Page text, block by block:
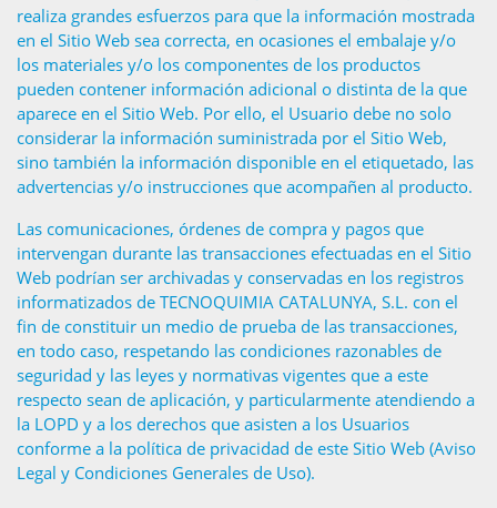
realiza grandes esfuerzos para que la información mostrada
en el Sitio Web sea correcta, en ocasiones el embalaje y/o
los materiales y/o los componentes de los productos
pueden contener información adicional o distinta de la que
aparece en el Sitio Web. Por ello, el Usuario debe no solo
considerar la información suministrada por el Sitio Web,
sino también la información disponible en el etiquetado, las
advertencias y/o instrucciones que acompañen al producto.
Las comunicaciones, órdenes de compra y pagos que
intervengan durante las transacciones efectuadas en el Sitio
Web podrían ser archivadas y conservadas en los registros
informatizados de TECNOQUIMIA CATALUNYA, S.L. con el
fin de constituir un medio de prueba de las transacciones,
en todo caso, respetando las condiciones razonables de
seguridad y las leyes y normativas vigentes que a este
respecto sean de aplicación, y particularmente atendiendo a
la LOPD y a los derechos que asisten a los Usuarios
conforme a la política de privacidad de este Sitio Web (Aviso
Legal y Condiciones Generales de Uso).